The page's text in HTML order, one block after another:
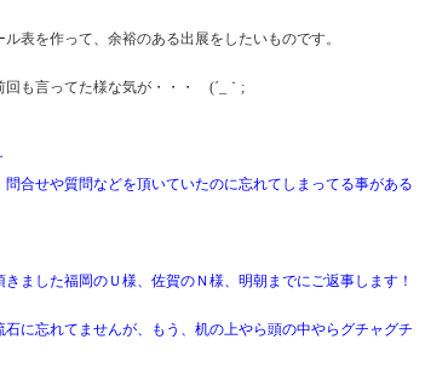
表を作って、余裕のある出展をしたいものです。
回も言ってた様な気が・・・ (´_｀;
合せや質問などを頂いていたのに忘れてしまってる事がある
ました福岡のＵ様、佐賀のＮ様、明朝までにご返事します！
に忘れてませんが、もう、机の上やら頭の中やらグチャグチ